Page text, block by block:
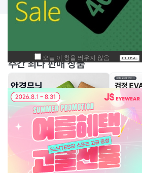
주간 최다 판매 상품
가방/케이스 가방/케이스